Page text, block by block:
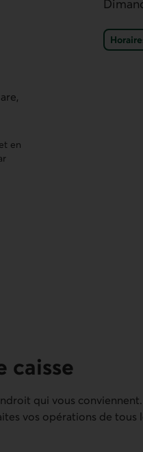
en
caisse
qui vous
vos opérations de tous